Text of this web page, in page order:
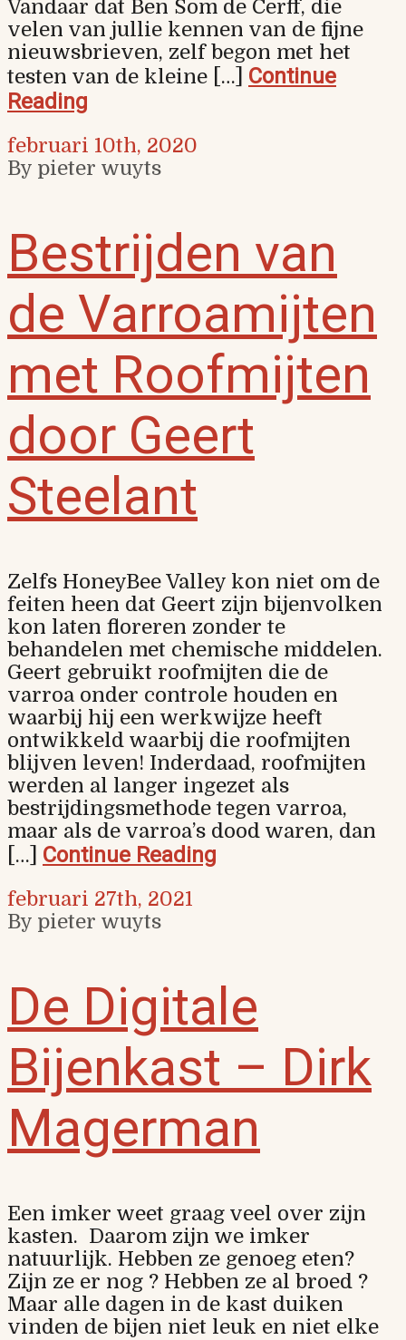
Vandaar dat Ben Som de Cerff, die
velen van jullie kennen van de fijne
nieuwsbrieven, zelf begon met het
testen van de kleine […] Continue
Reading
februari 10th, 2020
By pieter wuyts
Bestrijden van
de Varroamijten
met Roofmijten
door Geert
Steelant
Zelfs HoneyBee Valley kon niet om de
feiten heen dat Geert zijn bijenvolken
kon laten floreren zonder te
behandelen met chemische middelen.
Geert gebruikt roofmijten die de
varroa onder controle houden en
waarbij hij een werkwijze heeft
ontwikkeld waarbij die roofmijten
blijven leven! Inderdaad, roofmijten
werden al langer ingezet als
bestrijdingsmethode tegen varroa,
maar als de varroa’s dood waren, dan
[…] Continue Reading
februari 27th, 2021
By pieter wuyts
De Digitale
Bijenkast – Dirk
Magerman
Een imker weet graag veel over zijn
kasten. Daarom zijn we imker
natuurlijk. Hebben ze genoeg eten?
Zijn ze er nog ? Hebben ze al broed ?
Maar alle dagen in de kast duiken
vinden de bijen niet leuk en niet elke